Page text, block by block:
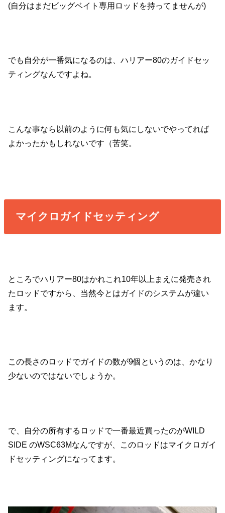
(自分はまだビッグベイト専用ロッドを持ってませんが)
でも自分が一番気になるのは、ハリアー80のガイドセッ
ティングなんですよね。
こんな事なら以前のように何も気にしないでやってれば
よかったかもしれないです（苦笑。
マイクロガイドセッティング
ところでハリアー80はかれこれ10年以上まえに発売され
たロッドですから、当然今とはガイドのシステムが違い
ます。
この長さのロッドでガイドの数が9個というのは、かなり
少ないのではないでしょうか。
で、自分の所有するロッドで一番最近買ったのがWILD
SIDE のWSC63Mなんですが、このロッドはマイクロガイ
ドセッティングになってます。